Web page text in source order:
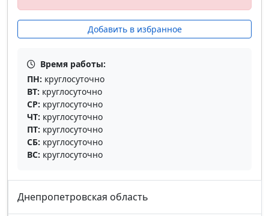
Добавить в избранное
Время работы:
ПН: круглосуточно
ВТ: круглосуточно
СР: круглосуточно
ЧТ: круглосуточно
ПТ: круглосуточно
СБ: круглосуточно
ВС: круглосуточно
Днепропетровская область